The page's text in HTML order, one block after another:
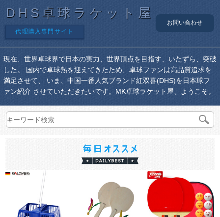
DHS卓球ラケット屋
代理購入専門サイト
お問い合わせ
現在、世界卓球界で日本の実力、世界頂点を目指す、いたずら、突破
した。 国内で卓球熱を迎えてきたため、卓球ファンは高品質追求を
満足させて、 いま、中国一番人気ブランド紅双喜(DHS)を日本球フ
ァン紹介 させていただきたいです。MK卓球ラケット屋、ようこそ。